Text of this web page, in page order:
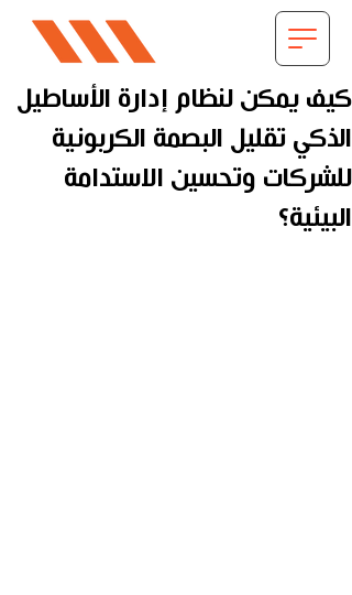
كيف يمكن لنظام إدارة الأساطيل
الذكي تقليل البصمة الكربونية
للشركات وتحسين الاستدامة
البيئية؟